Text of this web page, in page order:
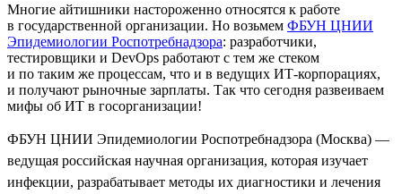
Многие айтишники настороженно относятся к работе
в государственной организации. Но возьмем ФБУН ЦНИИ
Эпидемиологии Роспотребнадзора: разработчики,
тестировщики и DevOps работают с тем же стеком
и по таким же процессам, что и в ведущих ИТ-корпорациях,
и получают рыночные зарплаты. Так что сегодня развеиваем
мифы об ИТ в госорганизации!
ФБУН ЦНИИ Эпидемиологии Роспотребнадзора (Москва) —
ведущая российская научная организация, которая изучает
инфекции, разрабатывает методы их диагностики и лечения